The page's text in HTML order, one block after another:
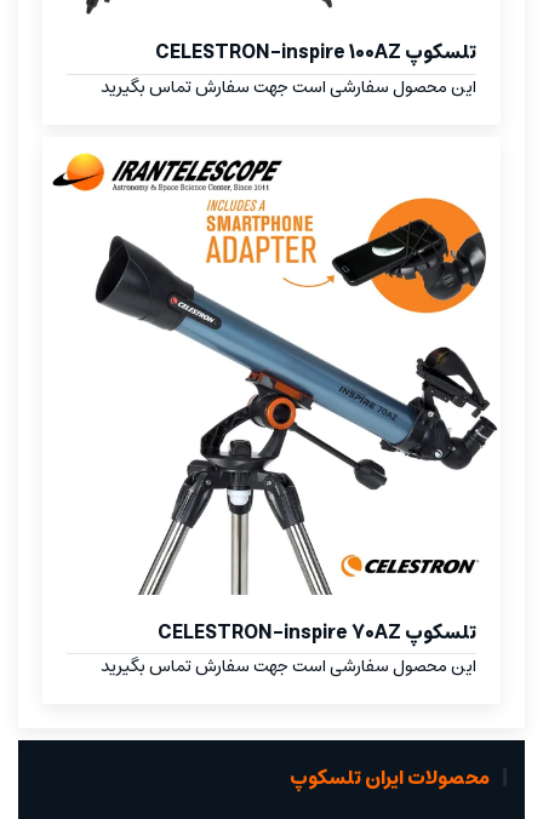
تلسکوپ CELESTRON-inspire 100AZ
این محصول سفارشی است جهت سفارش تماس بگیرید
تلسکوپ CELESTRON-inspire 70AZ
این محصول سفارشی است جهت سفارش تماس بگیرید
محصولات ایران تلسکوپ